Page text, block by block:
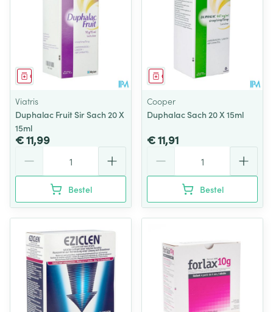
Geneesmiddel
Viatris
Duphalac Fruit Sir Sach 20 X
15ml
€ 11,99
Bestel
Geneesmiddel
Cooper
Duphalac Sach 20 X 15ml
€ 11,91
Bestel